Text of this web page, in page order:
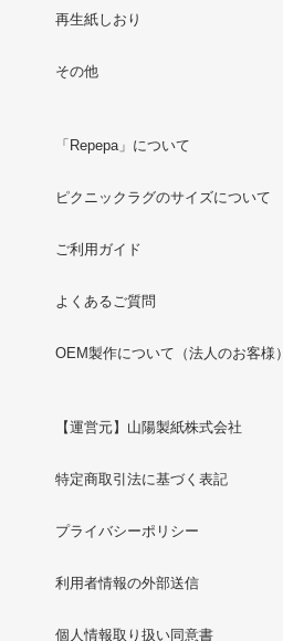
再生紙しおり
その他
「Repepa」について
ピクニックラグのサイズについて
ご利用ガイド
よくあるご質問
OEM製作について（法人のお客様）
【運営元】山陽製紙株式会社
特定商取引法に基づく表記
プライバシーポリシー
利用者情報の外部送信
個人情報取り扱い同意書